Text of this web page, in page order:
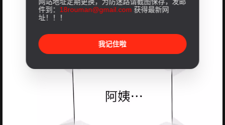
件到： 18rouman@gmail.com 获得最新网
址！！！
我记住啦